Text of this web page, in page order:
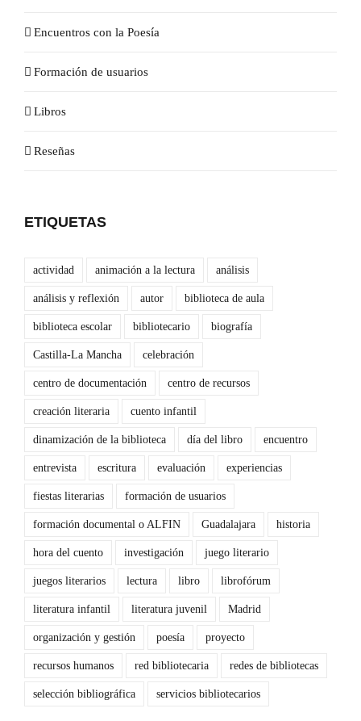
Encuentros con la Poesía
Formación de usuarios
Libros
Reseñas
ETIQUETAS
actividad animación a la lectura análisis
análisis y reflexión autor biblioteca de aula
biblioteca escolar bibliotecario biografía
Castilla-La Mancha celebración
centro de documentación centro de recursos
creación literaria cuento infantil
dinamización de la biblioteca día del libro encuentro
entrevista escritura evaluación experiencias
fiestas literarias formación de usuarios
formación documental o ALFIN Guadalajara historia
hora del cuento investigación juego literario
juegos literarios lectura libro librofórum
literatura infantil literatura juvenil Madrid
organización y gestión poesía proyecto
recursos humanos red bibliotecaria redes de bibliotecas
selección bibliográfica servicios bibliotecarios